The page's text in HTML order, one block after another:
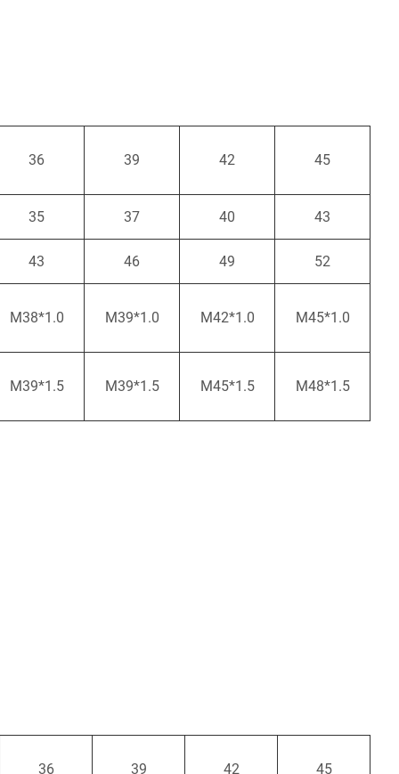
36 39 42 45
35 37 40 43
43 46 49 52
M38*1.0 M39*1.0 M42*1.0 M45*1.0
M39*1.5 M39*1.5 M45*1.5 M48*1.5
36 39 42 45